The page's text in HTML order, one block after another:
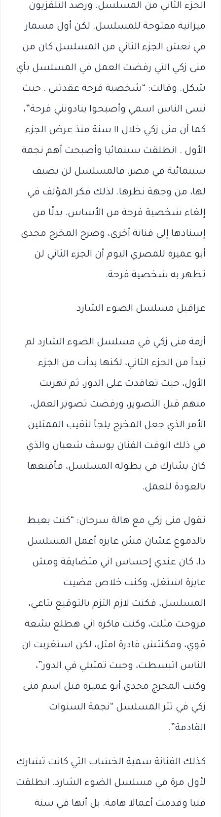
الجزء الثاني من المسلسل. ورصد التلفزيون
ميزانية مفتوحة للمسلسل. لكن أول مسمار
في نعش الجزء الثاني من المسلسل كان من
منى زكي التي رفضت العمل في المسلسل بأي
شكل. وقالت: “شخصية فرحة عقدتني . حيث
نسى الناس اسمي وأصبحوا ينادونني فرحة”،
كما أن منى زكي خلال ١١ سنة منذ عرض الجزء
الأول . انطلقت سينمائيا وأصبحت أهم نجمة
سينمائية في مصر. فالمسلسل لن يضيف
لها، من وجهة نظرها. لذلك فكر المؤلف في
إلغاء شخصية فرحة من الأساس. بدلًا من
إسنادها إلى فنانة أخرى، وصرح المخرج مجدي
أبو عميرة للمصري اليوم أن الجزء الثاني لن
تظهر به شخصية فرحة.
عراقيل مسلسل الضوء الشارد
أزمة منى زكي في مسلسل الضوء الشارد لم
تبدأ من الجزء الثاني، لكنها بدأت من الجزء
الأول، حيث تعاقدت على الدور، ثم تهربت
منهم قبل التصوير، ورفضت تصوير العمل،
الأمر الذي جعل المخرج يلجأ لنقيب الممثلين
في ذلك الوقت الفنان يوسف شعبان والذي
كان يشارك في بطولة المسلسل، فأقنعها
بالعودة للعمل.
تقول منى زكي مع هالة سرحان: “كنت بعيط
بالدموع عشان مش عايزة أعمل المسلسل
دا، كان عندي إحساس اني متضايقة ومش
عايزة اشتغل، وكنت خلاص مضيت
المسلسل، فكنت لازم التزم بالتوقيع بتاعي،
فروحت مثلت، وكنت فاكرة اني هطلع بشعة
قوي، ومكنتش قادرة امثل، لكن استغربت ان
الناس اتبسطت، وحبت تمثيلي في الدور”،
وكتب المخرج مجدي أبو عميرة قبل اسم منى
زكي في تتر المسلسل “نجمة السنوات
القادمة”.
كذلك الفنانة سمية الخشاب التي كانت تشارك
لأول مرة في مسلسل الضوء الشارد. انطلقت
فنيا وقدمت أعمالا هامة. بل أنها في سنة